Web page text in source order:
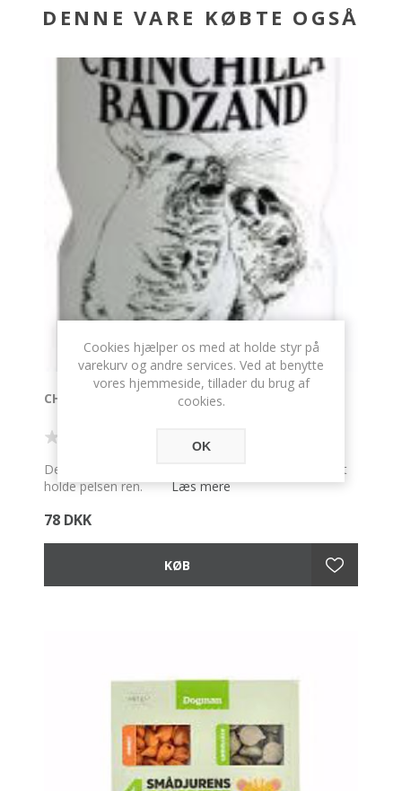
DENNE VARE KØBTE OGSÅ
CHINCHILLASAND 1,9 KG.
Degu, Gerbil og Chinchilla bader i dette dagligt for at
holde pelsen ren.
78 DKK
Cookies hjælper os med at holde styr på
varekurv og andre services. Ved at benytte
vores hjemmeside, tillader du brug af
cookies.
OK
Læs mere